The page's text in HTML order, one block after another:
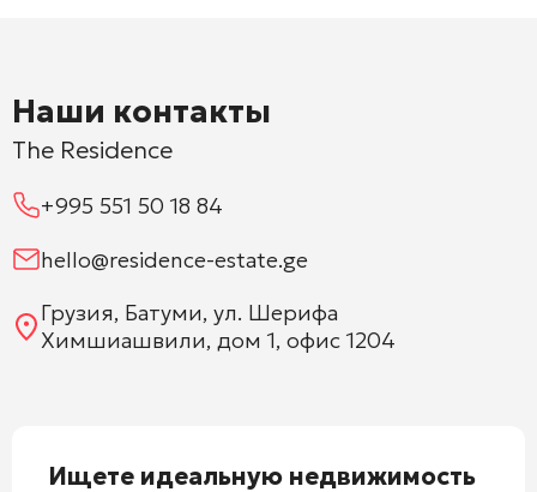
Наши контакты
The Residence
+995 551 50 18 84
hello@residence-estate.ge
Грузия, Батуми, ул. Шерифа
Химшиашвили, дом 1, офис 1204
Ищете идеальную недвижимость